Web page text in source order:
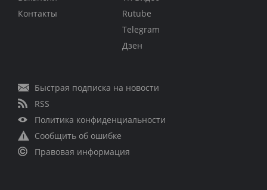
Контакты
Rutube
Telegram
Дзен
Быстрая подписка на новости
RSS
Политика конфиденциальности
Сообщить об ошибке
Правовая информация